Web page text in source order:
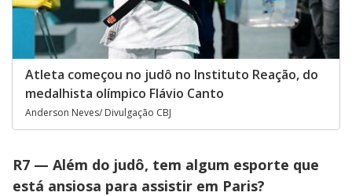
Atleta começou no judô no Instituto Reação, do
medalhista olímpico Flávio Canto
Anderson Neves/ Divulgação CBJ
R7 — Além do judô, tem algum esporte que
está ansiosa para assistir em Paris?